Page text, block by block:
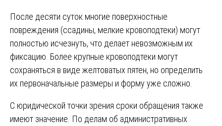
После десяти суток многие поверхностные
повреждения (ссадины, мелкие кровоподтеки) могут
полностью исчезнуть, что делает невозможным их
фиксацию. Более крупные кровоподтеки могут
сохраняться в виде желтоватых пятен, но определить
их первоначальные размеры и форму уже сложно.
С юридической точки зрения сроки обращения также
имеют значение. По делам об административных